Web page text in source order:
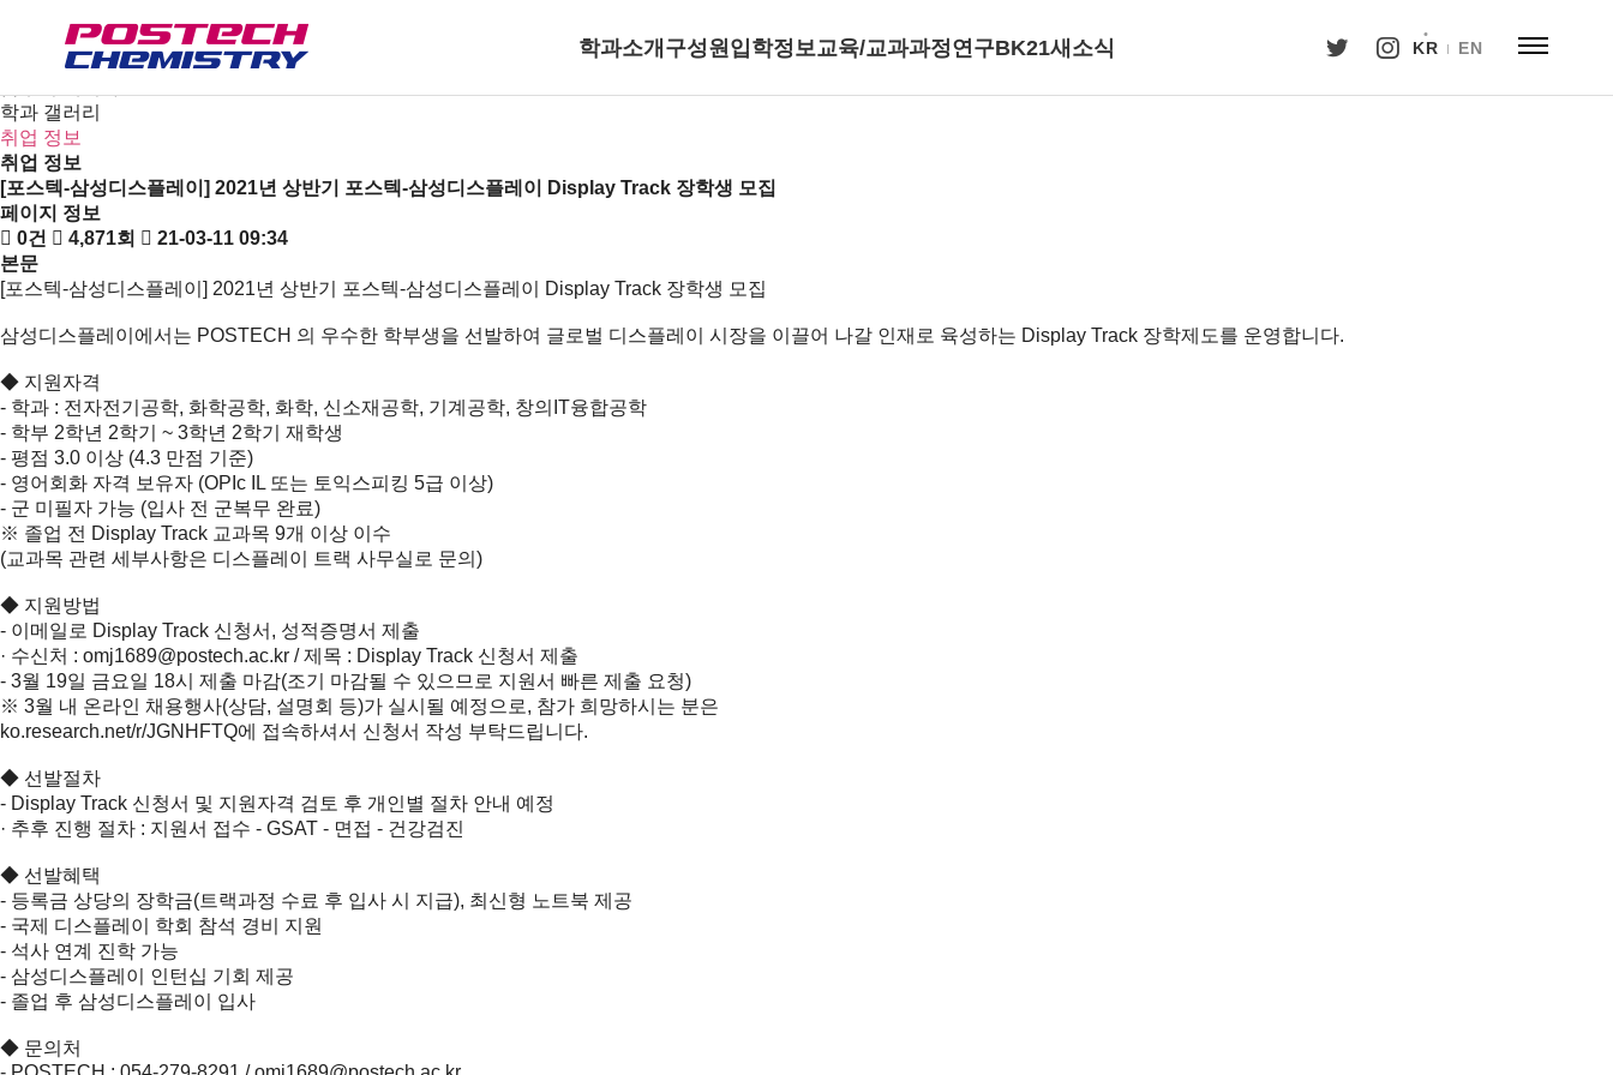
학과소개 구성원입학정보교육/교과과정연구BK21새소식 KR EN
공지사항
학과 갤러리
취업 정보
취업 정보
[포스텍-삼성디스플레이] 2021년 상반기 포스텍-삼성디스플레이 Display Track 장학생 모집
페이지 정보
0건
4,871회
21-03-11 09:34
본문
[포스텍-삼성디스플레이] 2021년 상반기 포스텍-삼성디스플레이 Display Track 장학생 모집
삼성디스플레이에서는 POSTECH 의 우수한 학부생을 선발하여 글로벌 디스플레이 시장을 이끌어 나갈 인재로 육성하는 Display Track 장학제도를 운영합니다.
◆ 지원자격
- 학과 : 전자전기공학, 화학공학, 화학, 신소재공학, 기계공학, 창의IT융합공학
- 학부 2학년 2학기 ~ 3학년 2학기 재학생
- 평점 3.0 이상 (4.3 만점 기준)
- 영어회화 자격 보유자 (OPIc IL 또는 토익스피킹 5급 이상)
- 군 미필자 가능 (입사 전 군복무 완료)
※ 졸업 전 Display Track 교과목 9개 이상 이수
(교과목 관련 세부사항은 디스플레이 트랙 사무실로 문의)
◆ 지원방법
- 이메일로 Display Track 신청서, 성적증명서 제출
· 수신처 : omj1689@postech.ac.kr / 제목 : Display Track 신청서 제출
- 3월 19일 금요일 18시 제출 마감(조기 마감될 수 있으므로 지원서 빠른 제출 요청)
※ 3월 내 온라인 채용행사(상담, 설명회 등)가 실시될 예정으로, 참가 희망하시는 분은
ko.research.net/r/JGNHFTQ에 접속하셔서 신청서 작성 부탁드립니다.
◆ 선발절차
- Display Track 신청서 및 지원자격 검토 후 개인별 절차 안내 예정
· 추후 진행 절차 : 지원서 접수 - GSAT - 면접 - 건강검진
◆ 선발혜택
- 등록금 상당의 장학금(트랙과정 수료 후 입사 시 지급), 최신형 노트북 제공
- 국제 디스플레이 학회 참석 경비 지원
- 석사 연계 진학 가능
- 삼성디스플레이 인턴십 기회 제공
- 졸업 후 삼성디스플레이 입사
◆ 문의처